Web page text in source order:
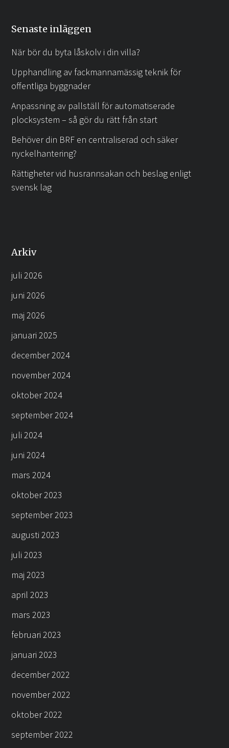
Senaste inläggen
När bör du byta låskolv i din villa?
Upphandling av fackmannamässig teknik för
offentliga byggnader
Anpassning av pallställ för automatiserade
plocksystem – så gör du rätt från start
Behöver din BRF en centraliserad och säker
nyckelhantering?
Rättigheter vid husrannsakan och beslag enligt
svensk lag
Arkiv
juli 2026
juni 2026
maj 2026
januari 2025
december 2024
november 2024
oktober 2024
september 2024
juli 2024
juni 2024
mars 2024
oktober 2023
september 2023
augusti 2023
juli 2023
maj 2023
april 2023
mars 2023
februari 2023
januari 2023
december 2022
november 2022
oktober 2022
september 2022